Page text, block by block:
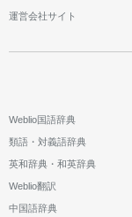
運営会社サイト
Weblio国語辞典
類語・対義語辞典
英和辞典・和英辞典
Weblio翻訳
中国語辞典